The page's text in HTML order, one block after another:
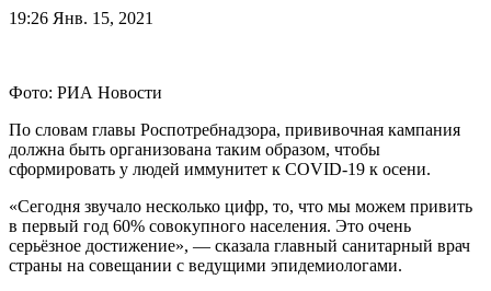
19:26 Янв. 15, 2021
Фото: РИА Новости
По словам главы Роспотребнадзора, прививочная кампания
должна быть организована таким образом, чтобы
сформировать у людей иммунитет к COVID-19 к осени.
«Сегодня звучало несколько цифр, то, что мы можем привить
в первый год 60% совокупного населения. Это очень
серьёзное достижение», — сказала главный санитарный врач
страны на совещании с ведущими эпидемиологами.